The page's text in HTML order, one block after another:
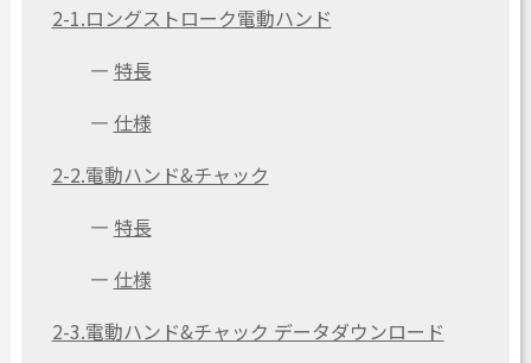
2-1.ロングストローク電動ハンド
― 特長
― 仕様
2-2.電動ハンド&チャック
― 特長
― 仕様
2-3.電動ハンド&チャック データダウンロード